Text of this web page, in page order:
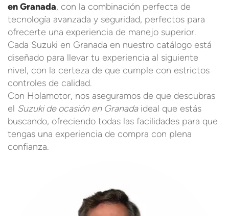
en Granada, con la combinación perfecta de
tecnología avanzada y seguridad, perfectos para
ofrecerte una experiencia de manejo superior.
Cada Suzuki en Granada en nuestro catálogo está
diseñado para llevar tu experiencia al siguiente
nivel, con la certeza de que cumple con estrictos
controles de calidad.
Con Holamotor, nos aseguramos de que descubras
el Suzuki de ocasión en Granadaideal que estás
buscando, ofreciendo todas las facilidades para que
tengas una experiencia de compra con plena
confianza.